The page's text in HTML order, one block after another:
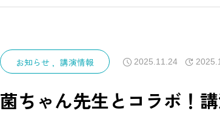
お知らせ 講演情報 2025.11.24
菌ちゃん先生とコラボ！